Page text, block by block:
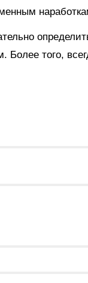
Более того,